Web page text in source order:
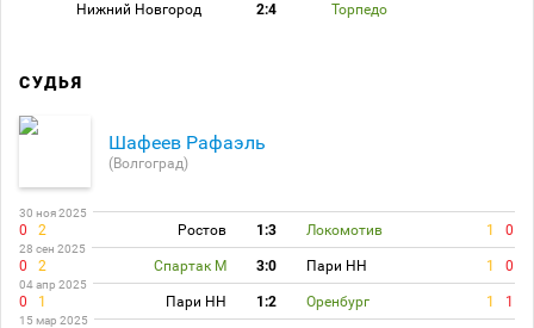
Нижний Новгород 2:4 Торпедо
СУДЬЯ
Шафеев Рафаэль
(Волгоград)
30 ноя 2025
0 2 Ростов 1:3 Локомотив 1 0
28 сен 2025
0 2 Спартак М 3:0 Пари НН 1 0
04 апр 2025
0 1 Пари НН 1:2 Оренбург 1 1
15 мар 2025